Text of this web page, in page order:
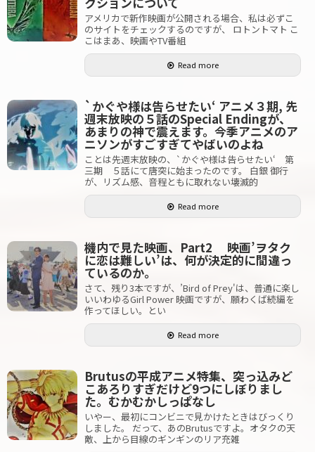
アメリカで新作映画が公開される場合、私は必ずこ
のサイトをチェックするのですが、 ロトントマト こ
こはまあ、映画やTV番組
Read more
`かぐや様は告らせたい‘ アニメ３期, 先
週末放映の５話のSpecial Endingが、
あまりの神で震えます。今季アニメのア
ニソンがすごすぎてやばいのよね
ことは先週末放映の、`かぐや様は告らせたい‘ 第
三期 ５話にて唐突に始まったのです。 白銀 御行
が、リズム感、音程ともに取れない壊滅的
Read more
機内で見た映画、Part2 映画’ヲタク
に恋は難しい’は、何が決定的に間違っ
ているのか。
さて、残り3本ですが、’Bird of Prey'は、普通に楽し
いいわゆるGirl Power 映画ですが、願わくば続編を
作ってほしい。とい
Read more
Brutusの平成アニメ特集、突っ込みど
こあろりすぎだけど9つにしぼりまし
た。むかむかしっぱなし
いやー、最初にコンビニで見かけたときはびっくり
しました。 だって、あのBrutusですよ。オタクの天
敵、上から目線のギンギンのリア充雑